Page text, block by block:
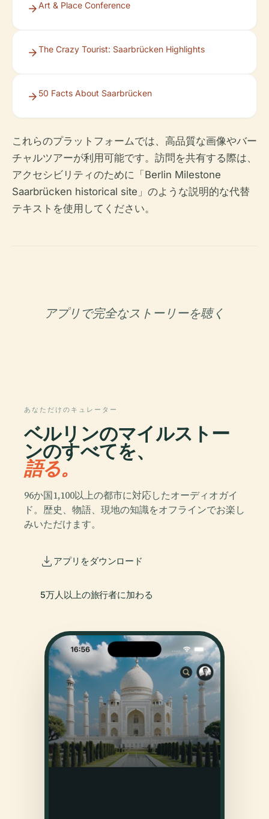
Art & Place Conference
The Crazy Tourist: Saarbrücken Highlights
50 Facts About Saarbrücken
これらのプラットフォームでは、高品質な画像やバー
チャルツアーが利用可能です。訪問を共有する際は、
アクセシビリティのために「Berlin Milestone
Saarbrücken historical site」のような説明的な代替
テキストを使用してください。
アプリで完全なストーリーを聴く
あなただけのキュレーター
ベルリンのマイルストー
ンのすべてを、
語る。
96か国1,100以上の都市に対応したオーディオガイ
ド。歴史、物語、現地の知識をオフラインでお楽し
みいただけます。
アプリをダウンロード
5万人以上の旅行者に加わる